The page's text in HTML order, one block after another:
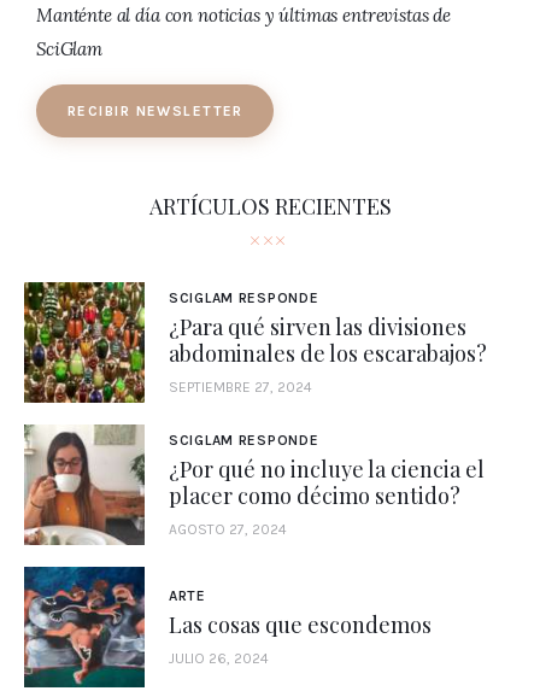
Manténte al día con noticias y últimas entrevistas de
SciGlam
RECIBIR NEWSLETTER
ARTÍCULOS RECIENTES
SCIGLAM RESPONDE
¿Para qué sirven las divisiones
abdominales de los escarabajos?
SEPTIEMBRE 27, 2024
SCIGLAM RESPONDE
¿Por qué no incluye la ciencia el
placer como décimo sentido?
AGOSTO 27, 2024
ARTE
Las cosas que escondemos
JULIO 26, 2024